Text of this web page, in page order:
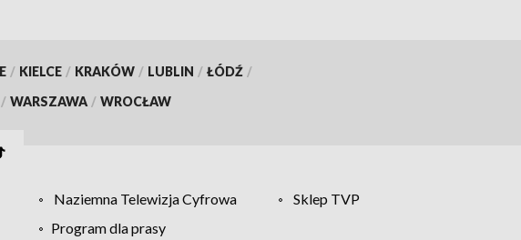
/ KIELCE / KRAKÓW / LUBLIN / ŁÓDŹ /
/ WARSZAWA / WROCŁAW
Naziemna Telewizja Cyfrowa
Sklep TVP
Program dla prasy